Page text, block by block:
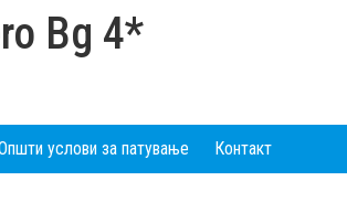
Bg 4*
услови за патување Контакт